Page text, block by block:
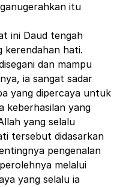
itu
ini Daud tengah
kerendahan hati.
dan mampu
ia sangat sadar
yang dipercaya untuk
keberhasilan yang
yang selalu
tersebut didasarkan
pengenalan
melalui
yang selalu ia